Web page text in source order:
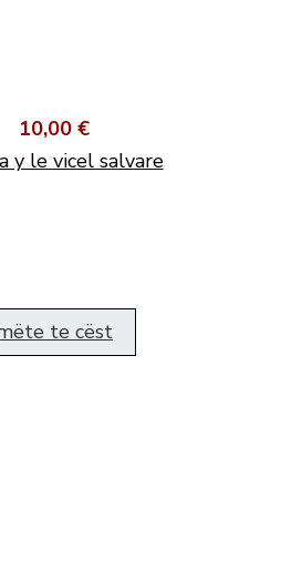
10,00 €
y le vicel salvare
te cëst